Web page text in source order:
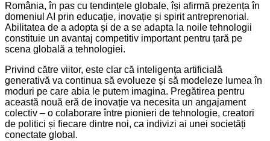
România, în pas cu tendințele globale, își afirmă prezența în
domeniul AI prin educație, inovație și spirit antreprenorial.
Abilitatea de a adopta și de a se adapta la noile tehnologii
constituie un avantaj competitiv important pentru țară pe
scena globală a tehnologiei.
Privind către viitor, este clar că inteligența artificială
generativă va continua să evolueze și să modeleze lumea în
moduri pe care abia le putem imagina. Pregătirea pentru
această nouă eră de inovație va necesita un angajament
colectiv – o colaborare între pionieri de tehnologie, creatori
de politici și fiecare dintre noi, ca indivizi ai unei societăți
conectate global.